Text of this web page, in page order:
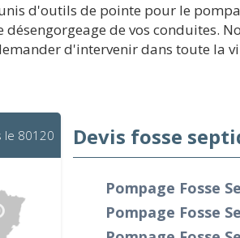
d'outils de pointe pour le
de vos conduites.
d'intervenir dans toute la
le 80120 Devis fosse
Pompage Fosse
Pompage Fosse